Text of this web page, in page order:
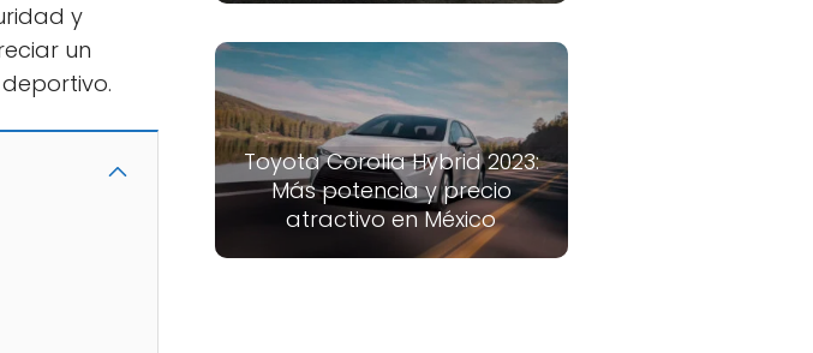
y
un
Toyota Corolla Hybrid 2023:
Más potencia y precio
atractivo en México